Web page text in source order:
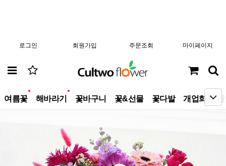
로그인 회원가입 주문조회 마이페이지
여름꽃 해바라기 꽃바구니 꽃&선물 꽃다발 개업화분/